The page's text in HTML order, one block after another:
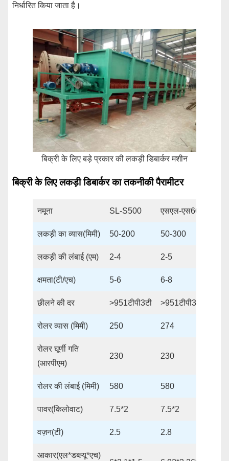
निर्धारित किया जाता है।
बिक्री के लिए बड़े प्रकार की लकड़ी डिबार्कर मशीन
बिक्री के लिए लकड़ी डिबार्कर का तकनीकी पैरामीटर
नमूना SL-S500 एसएल-एस600
लकड़ी का व्यास(मिमी) 50-200 50-300
लकड़ी की लंबाई (एम) 2-4 2-5
क्षमता(टी/एच) 5-6 6-8
छीलने की दर >951टीपी3टी >951टीपी3टी
रोलर व्यास (मिमी) 250 274
रोलर घूर्णी गति
(आरपीएम)
230 230
रोलर की लंबाई (मिमी) 580 580
पावर(किलोवाट) 7.5*2 7.5*2
वज़न(टी) 2.5 2.8
आकार(एल*डब्ल्यू*एच)